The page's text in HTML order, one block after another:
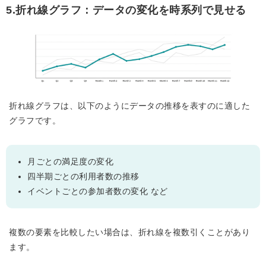
5.折れ線グラフ：データの変化を時系列で見せる
折れ線グラフは、以下のようにデータの推移を表すのに適した
グラフです。
月ごとの満足度の変化
四半期ごとの利用者数の推移
イベントごとの参加者数の変化 など
複数の要素を比較したい場合は、折れ線を複数引くことがあり
ます。